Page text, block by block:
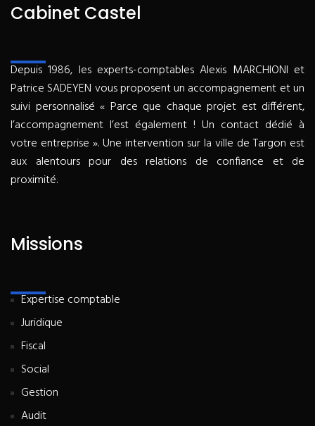
Cabinet Castel
Depuis 1986, les experts-comptables Alexis MARCHIONI et
Patrice SADEYEN vous proposent un accompagnement et un
suivi personnalisé « Parce que chaque projet est différent,
l’accompagnement l’est également ! Un contact dédié à
votre entreprise ». Une intervention sur la ville de Targon est
aux alentours pour des relations de confiance et de
proximité.
Missions
Expertise comptable
Juridique
Fiscal
Social
Gestion
Audit